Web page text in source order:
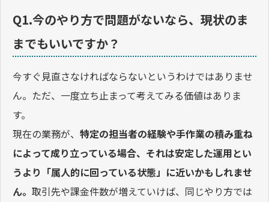
Q1.今のやり方で問題がないなら、現状のま
までもいいですか？
今すぐ見直さなければならないというわけではありませ
ん。ただ、一度立ち止まって考えてみる価値はありま
す。
現在の業務が、 特定の担当者の経験や手作業の積み重ね
によって成り立っている場合、それは安定した運用とい
うより「属人的に回っている状態」に近いかもしれませ
ん。 取引先や課金件数が増えていけば、同じやり方では